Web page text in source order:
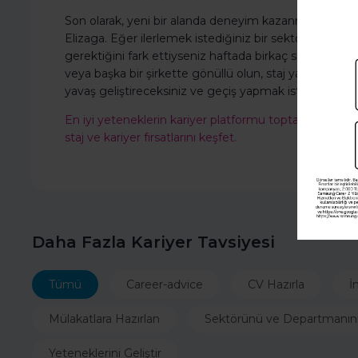
Son olarak, yeni bir alanda deneyim kazanmak için
Elizaga. Eğer ilerlemek istediğiniz bir sektör varsa,
gerektiğini fark ettiyseniz haftada birkaç saatinizi
veya başka bir şirkette gönüllü olun, staj yapma
yavaş geliştireceksiniz ve geçiş yapmak istediğiniz
En iyi yeteneklerin kariyer platformu toptalent.co
staj ve kariyer fırsatlarını keşfet.
Daha Fazla Kariyer Tavsiyesi
Tümü Career-advice CV Hazırla
Mülakatlara Hazırlan Sektörünü ve
Yeteneklerini Geliştir